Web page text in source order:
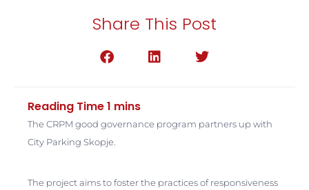
Share This Post
The CRPM good governance program partners up with
City Parking Skopje.
The project aims to foster the practices of responsiveness